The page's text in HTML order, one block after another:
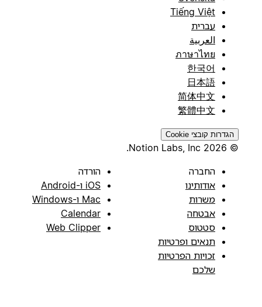
Tiếng Việt
עברית
العربية
ภาษาไทย
한국어
日本語
简体中文
繁體中文
הגדרות קובצי Cookie
החברה
אודותינו
משרות
אבטחה
סטטוס
תנאים ופרטיות
זכויות הפרטיות
שלכם
הורדה
iOS ו-Android
Mac ו-Windows
Calendar
Web Clipper